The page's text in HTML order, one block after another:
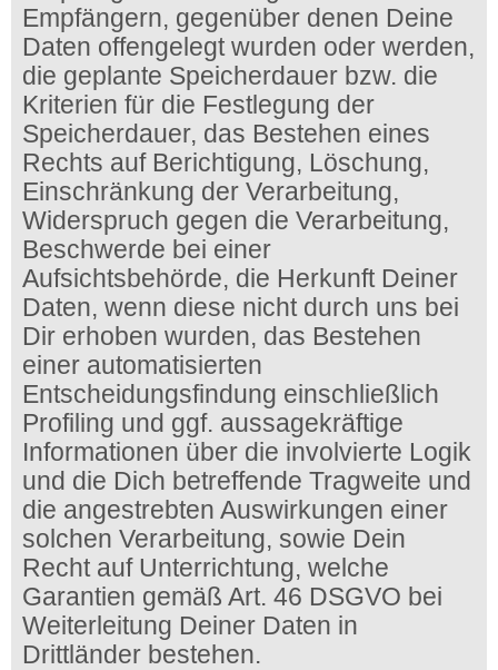
Empfängern, gegenüber denen Deine
Daten offengelegt wurden oder werden,
die geplante Speicherdauer bzw. die
Kriterien für die Festlegung der
Speicherdauer, das Bestehen eines
Rechts auf Berichtigung, Löschung,
Einschränkung der Verarbeitung,
Widerspruch gegen die Verarbeitung,
Beschwerde bei einer
Aufsichtsbehörde, die Herkunft Deiner
Daten, wenn diese nicht durch uns bei
Dir erhoben wurden, das Bestehen
einer automatisierten
Entscheidungsfindung einschließlich
Profiling und ggf. aussagekräftige
Informationen über die involvierte Logik
und die Dich betreffende Tragweite und
die angestrebten Auswirkungen einer
solchen Verarbeitung, sowie Dein
Recht auf Unterrichtung, welche
Garantien gemäß Art. 46 DSGVO bei
Weiterleitung Deiner Daten in
Drittländer bestehen.